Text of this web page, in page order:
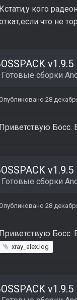
кого
что не
v1.9.5
Готовые сборки
28
Босс.
v1.9.5
Готовые сборки
28
Босс.
xray_alex.log
v1.9.5